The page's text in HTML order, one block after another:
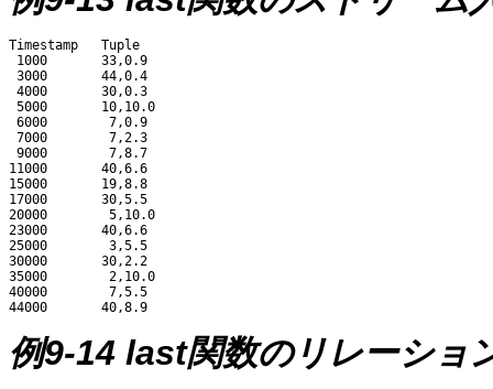
Timestamp   Tuple
1000       33,0.9
3000       44,0.4
4000       30,0.3
5000       10,10.0
6000        7,0.9
7000        7,2.3
9000        7,8.7
11000       40,6.6
15000       19,8.8
17000       30,5.5
20000        5,10.0
23000       40,6.6
25000        3,5.5
30000       30,2.2
35000        2,10.0
40000        7,5.5
例9-14 last関数のリレーショ